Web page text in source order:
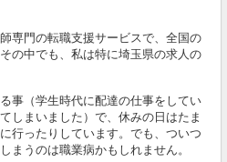
専門の転職支援サービスで、全国の
の中でも、私は特に埼玉県の求人の
事（学生時代に配達の仕事をしてい
しまいました）で、休みの日はたま
行ったりしています。でも、ついつ
まうのは職業病かもしれません。